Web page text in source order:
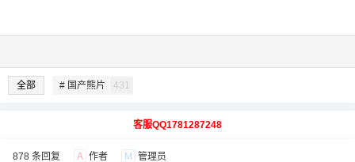
全部 # 国产熊片 431
客服QQ1781287248
878 条回复 A 作者 M 管理员